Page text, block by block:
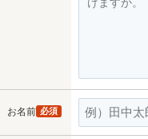
お名前 必須